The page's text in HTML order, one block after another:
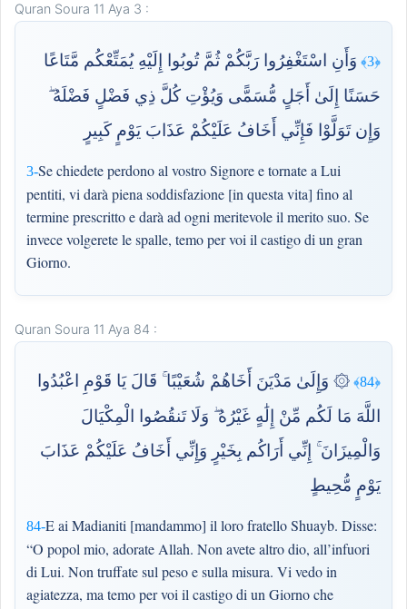
Quran Soura 11 Aya 3 :
﴿3﴾
وَأَنِ اسْتَغْفِرُوا رَبَّكُمْ ثُمَّ تُوبُوا إِلَيْهِ يُمَتِّعْكُم مَّتَاعًا
حَسَنًا إِلَىٰ أَجَلٍ مُّسَمًّى وَيُؤْتِ كُلَّ ذِي فَضْلٍ فَضْلَهُ ۖ
وَإِن تَوَلَّوْا فَإِنِّي أَخَافُ عَلَيْكُمْ عَذَابَ يَوْمٍ كَبِيرٍ
3-Se chiedete perdono al vostro Signore e tornate a Lui
pentiti, vi darà piena soddisfazione [in questa vita] fino al
termine prescritto e darà ad ogni meritevole il merito suo. Se
invece volgerete le spalle, temo per voi il castigo di un gran
Giorno.
Quran Soura 11 Aya 84 :
﴿84﴾
۞ وَإِلَىٰ مَدْيَنَ أَخَاهُمْ شُعَيْبًا ۚ قَالَ يَا قَوْمِ اعْبُدُوا
اللَّهَ مَا لَكُم مِّنْ إِلَٰهٍ غَيْرُهُ ۖ وَلَا تَنقُصُوا الْمِكْيَالَ
وَالْمِيزَانَ ۚ إِنِّي أَرَاكُم بِخَيْرٍ وَإِنِّي أَخَافُ عَلَيْكُمْ عَذَابَ
يَوْمٍ مُّحِيطٍ
84-E ai Madianiti [mandammo] il loro fratello Shuayb. Disse:
“O popol mio, adorate Allah. Non avete altro dio, all’infuori
di Lui. Non truffate sul peso e sulla misura. Vi vedo in
agiatezza, ma temo per voi il castigo di un Giorno che